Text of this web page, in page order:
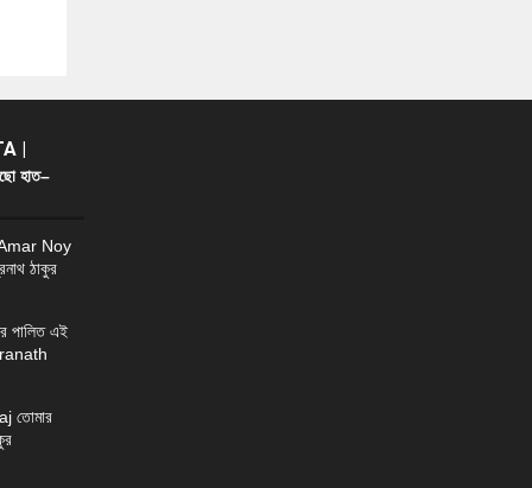
|
হাত–
Noy
ঠাকুর
পালিত এই
তোমার